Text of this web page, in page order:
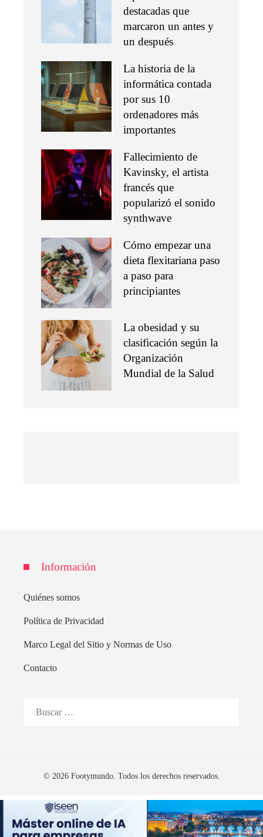
destacadas que
marcaron un antes y
un después
La historia de la
informática contada
por sus 10
ordenadores más
importantes
Fallecimiento de
Kavinsky, el artista
francés que
popularizó el sonido
synthwave
Cómo empezar una
dieta flexitariana paso
a paso para
principiantes
La obesidad y su
clasificación según la
Organización
Mundial de la Salud
Información
Quiénes somos
Política de Privacidad
Marco Legal del Sitio y Normas de Uso
Contacto
© 2026 Footymundo. Todos los derechos reservados.